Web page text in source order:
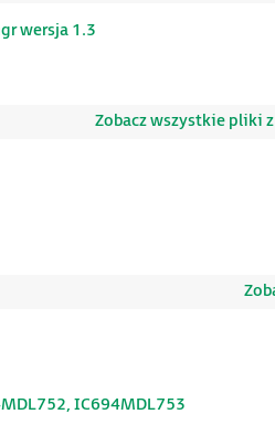
wersja 1.3
Zobacz wszystkie pliki
IC694MDL753